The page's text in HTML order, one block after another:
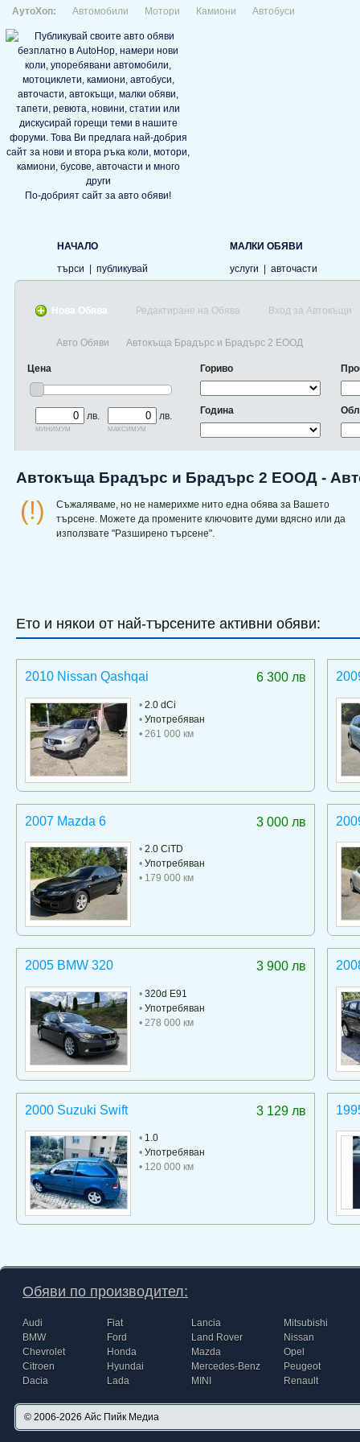
АутоХоп: Автомобили Мотори Камиони Автобуси
По-добрият сайт за авто обяви!
НАЧАЛО
търси
публикувай
МАЛКИ ОБЯВИ
услуги
авточасти
Нова Обява Редактиране на Обява Вход за Автокъщи
Авто Обяви Автокъща Брадърс и Брадърс 2 ЕООД
Цена
лв.
минимум
лв.
максимум
Гориво
Година
Автокъща Брадърс и Брадърс 2 ЕООД -
(!)
Съжаляваме, но не намерихме нито една обява за Вашето
търсене. Можете да промените ключовите думи вдясно или да
използвате "Разширено търсене".
Ето и някои от най-търсените активни обяви:
6 300 лв
2010 Nissan Qashqai
• 2.0 dCi
• Употребяван
• 261 000 км
3 000 лв
2007 Mazda 6
• 2.0 CiTD
• Употребяван
• 179 000 км
3 900 лв
2005 BMW 320
• 320d E91
• Употребяван
• 278 000 км
3 129 лв
2000 Suzuki Swift
• 1.0
• Употребяван
• 120 000 км
Обяви по производител:
Audi
BMW
Chevrolet
Citroen
Dacia
Fiat
Ford
Honda
Hyundai
Lada
Lancia
Land Rover
Mazda
Mercedes-Benz
MINI
Mitsubishi
Nissan
Opel
Peugeot
Renault
© 2006-2026 Айс Пийк Медиа